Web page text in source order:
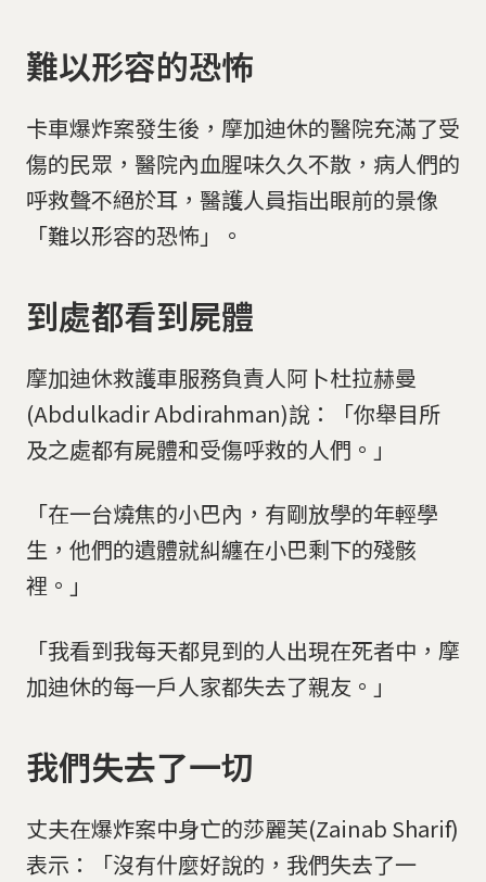
難以形容的恐怖
卡車爆炸案發生後，摩加迪休的醫院充滿了受
傷的民眾，醫院內血腥味久久不散，病人們的
呼救聲不絕於耳，醫護人員指出眼前的景像
「難以形容的恐怖」。
到處都看到屍體
摩加迪休救護車服務負責人阿卜杜拉赫曼
(Abdulkadir Abdirahman)說：「你舉目所
及之處都有屍體和受傷呼救的人們。」
「在一台燒焦的小巴內，有剛放學的年輕學
生，他們的遺體就糾纏在小巴剩下的殘骸
裡。」
「我看到我每天都見到的人出現在死者中，摩
加迪休的每一戶人家都失去了親友。」
我們失去了一切
丈夫在爆炸案中身亡的莎麗芙(Zainab Sharif)
表示：「沒有什麼好說的，我們失去了一